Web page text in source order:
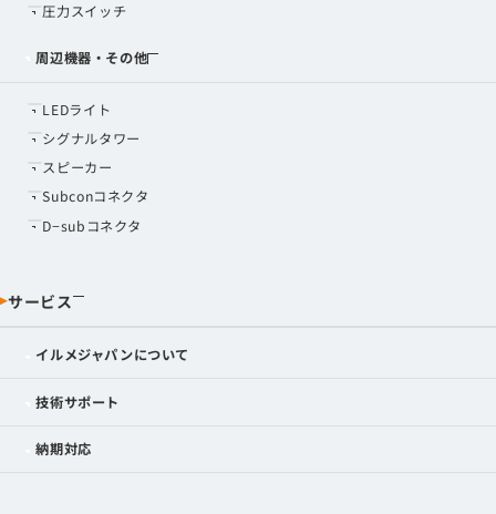
圧力スイッチ
周辺機器・その他
LEDライト
シグナルタワー
スピーカー
Subconコネクタ
D−subコネクタ
サービス
イルメジャパンについて
技術サポート
納期対応